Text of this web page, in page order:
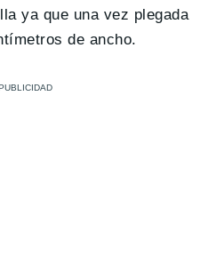
ya que una vez plegada
de ancho.